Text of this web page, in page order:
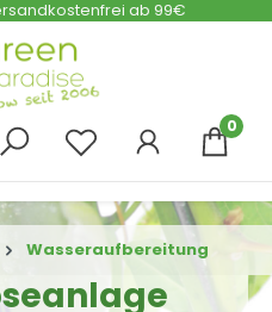
ab 99€
0
Wasseraufbereitung